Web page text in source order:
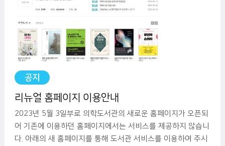
공지
리뉴얼 홈페이지 이용안내
2023년 5월 3일부로 의학도서관의 새로운 홈페이지가 오픈되
어 기존에 이용하던 홈페이지에서는 서비스를 제공하지 않습니
다. 아래의 새 홈페이지를 통해 도서관 서비스를 이용하여 주시